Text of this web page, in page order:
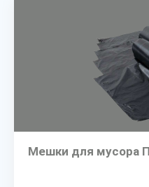
Мешки для мусора